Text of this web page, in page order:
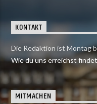
KONTAKT
Die Redaktion ist Montag
Wie du uns erreichst
MITMACHEN